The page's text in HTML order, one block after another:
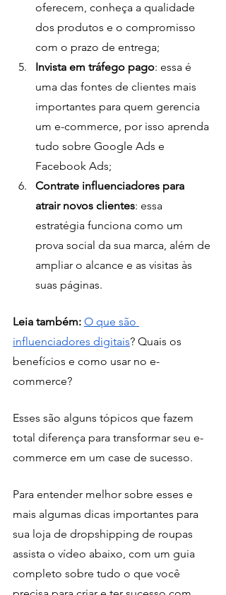
oferecem, conheça a qualidade
dos produtos e o compromisso
com o prazo de entrega;
Invista em tráfego pago: essa é
uma das fontes de clientes mais
importantes para quem gerencia
um e-commerce, por isso aprenda
tudo sobre Google Ads e
Facebook Ads;
Contrate influenciadores para
atrair novos clientes: essa
estratégia funciona como um
prova social da sua marca, além de
ampliar o alcance e as visitas às
suas páginas.
Leia também: O que são
influenciadores digitais? Quais os
benefícios e como usar no e-
commerce?
Esses são alguns tópicos que fazem
total diferença para transformar seu e-
commerce em um case de sucesso.
Para entender melhor sobre esses e
mais algumas dicas importantes para
sua loja de dropshipping de roupas
assista o vídeo abaixo, com um guia
completo sobre tudo o que você